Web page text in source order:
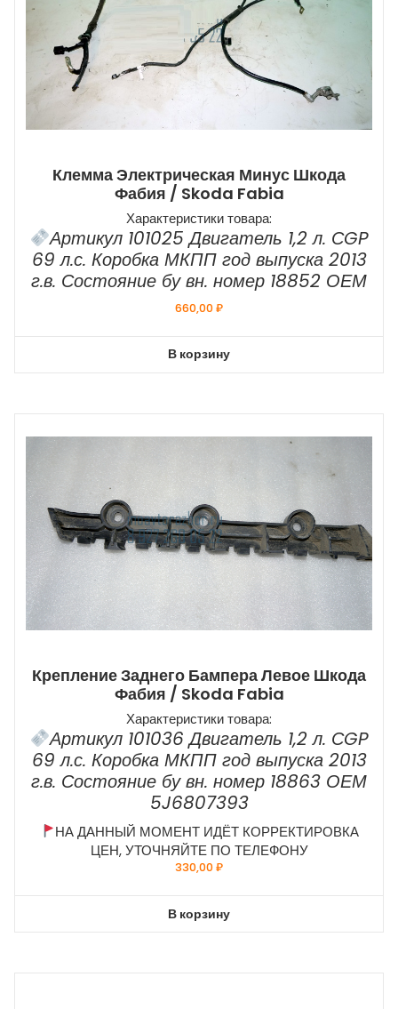
Клемма Электрическая Минус Шкода
Фабия / Skoda Fabia
Характеристики товара:
Артикул 101025 Двигатель 1,2 л. СGP
69 л.с. Коробка МКПП год выпуска 2013
г.в. Состояние бу вн. номер 18852 ОЕМ
660,00₽
В корзину
Крепление Заднего Бампера Левое Шкода
Фабия / Skoda Fabia
Характеристики товара:
Артикул 101036 Двигатель 1,2 л. СGP
69 л.с. Коробка МКПП год выпуска 2013
г.в. Состояние бу вн. номер 18863 ОЕМ
5J6807393
НА ДАННЫЙ МОМЕНТ ИДЁТ КОРРЕКТИРОВКА
ЦЕН, УТОЧНЯЙТЕ ПО ТЕЛЕФОНУ
330,00₽
В корзину